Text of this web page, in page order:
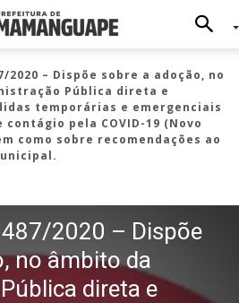
2020 – Dispõe sobre a adoção, no
Pública direta e
temporárias e emergenciais
contágio pela COVID-19 (Novo
como sobre recomendações ao
2020 – Dispõe
no âmbito da
direta e